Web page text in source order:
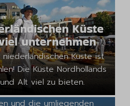
Küste
unternehmen
Küste ist
Die Küste Nordhollands
Alt viel zu bieten.
Wanderwege von
bis Den
Helder
einer Wanderung
und die umliegenden